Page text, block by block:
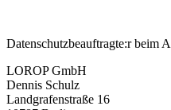
Datenschutzbeauftragte:r beim
LOROP GmbH
Dennis Schulz
Landgra­fen­straße 16